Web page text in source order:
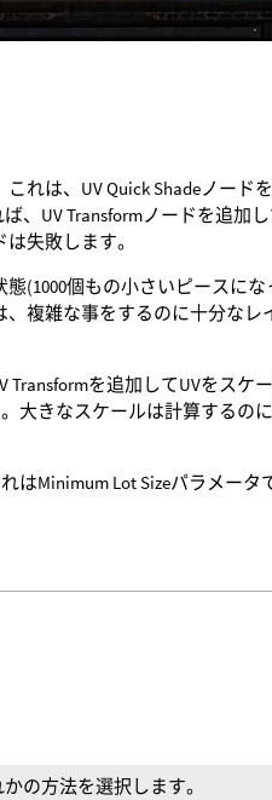
れは、UV Quick Shadeノード
、UV Transformノードを追加
失敗します。
(1000個もの小さいピースに
複雑な事をするのに十分なレ
を追加してUVをスケ
大きなスケールは計算するの
Minimum Lot Sizeパラメータ
の方法を選択します。